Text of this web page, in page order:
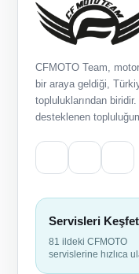
CFMOTO Team,
bir araya geldiği,
topluluklarından
desteklenen
Servisleri
81 ildeki CFMOTO
servislerine hızlıca